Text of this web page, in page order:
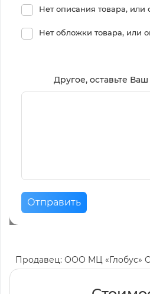
Нет описания товара, или
Нет обложки товара, или
Другое, оставьте
Отправить
Продавец: ООО МЦ «Глобус»